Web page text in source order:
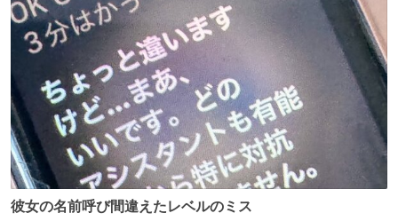
ト
数
数
彼女の名前呼び間違えたレベルのミス